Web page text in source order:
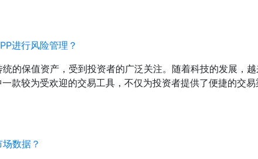
进行风险管理？
的保值资产，受到投资者的广泛关注。随着科技的发展，
款较为受欢迎的交易工具，不仅为投资者提供了便捷的交
数据？